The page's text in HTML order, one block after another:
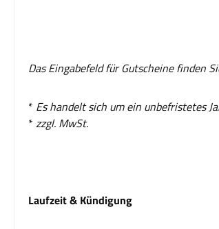
Das Eingabefeld für Gutscheine finden
* Es handelt sich um ein unbefristetes
* zzgl. MwSt.
Laufzeit & Kündigung